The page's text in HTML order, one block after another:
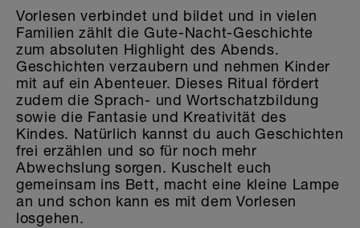
Vorlesen verbindet und bildet und in vielen
Familien zählt die Gute-Nacht-Geschichte
zum absoluten Highlight des Abends.
Geschichten verzaubern und nehmen Kinder
mit auf ein Abenteuer. Dieses Ritual fördert
zudem die Sprach- und Wortschatzbildung
sowie die Fantasie und Kreativität des
Kindes. Natürlich kannst du auch Geschichten
frei erzählen und so für noch mehr
Abwechslung sorgen. Kuschelt euch
gemeinsam ins Bett, macht eine kleine Lampe
an und schon kann es mit dem Vorlesen
losgehen.